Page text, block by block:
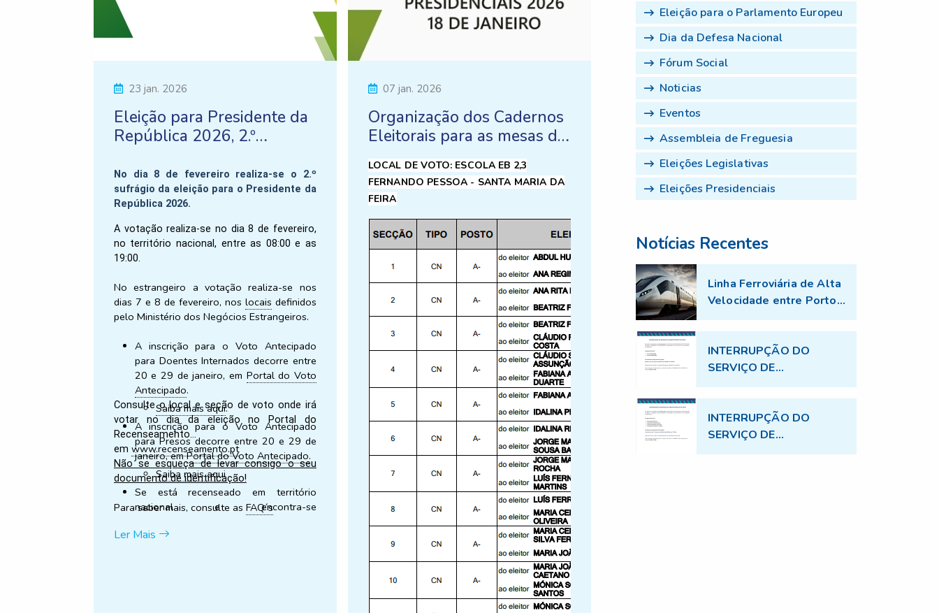
23 jan. 2026
Eleição para Presidente da
República 2026, 2.º
No dia 8 de fevereiro realiza-se o 2.º
sufrágio da eleição para o Presidente da
República 2026.
A votação realiza-se no dia 8 de fevereiro,
no território nacional, entre as 08:00 e as
19:00.
No estrangeiro a votação realiza-se nos
dias 7 e 8 de fevereiro, nos locais definidos
pelo Ministério dos Negócios Estrangeiros.
A inscrição para o Voto Antecipado
para Doentes Internados decorre entre
20 e 29 de janeiro, em Portal do Voto
Antecipado.
Saiba mais aqui.
A inscrição para o Voto Antecipado
para Presos decorre entre 20 e 29 de
janeiro, emPortal do Voto Antecipado.
Saiba mais aqui
Se está recenseado em território
nacional e encontra-se
estrangeiro, pelas razões prevista na
Consulte o local e seção de voto onde irá
votar no dia da eleição no Portal do
Recenseamento
em www.recenseamento.pt
Não se esqueça de levar consigo o seu
documento de identificação!
Para saber mais, consulte as FAQ´s
Ler Mais
07 jan. 2026
Organização dos Cadernos
Eleitorais para as mesas de
voto
LOCAL DE VOTO: ESCOLA EB 2,3
FERNANDO PESSOA - SANTA MARIA DA
FEIRA
Eleição para o Parlamento Europeu
Dia da Defesa Nacional
Fórum Social
Noticias
Eventos
Assembleia de Freguesia
Eleições Legislativas
Eleições Presidenciais
Notícias Recentes
Linha Ferroviária de Alta
Velocidade entre Porto
e Aveiro - Trabalhos de
topografia no âmbito do
projecto TGV
INTERRUPÇÃO DO
SERVIÇO DE
ABASTECIMENTO DE
ÁGUA
INTERRUPÇÃO DO
SERVIÇO DE
ABASTECIMENTO DE